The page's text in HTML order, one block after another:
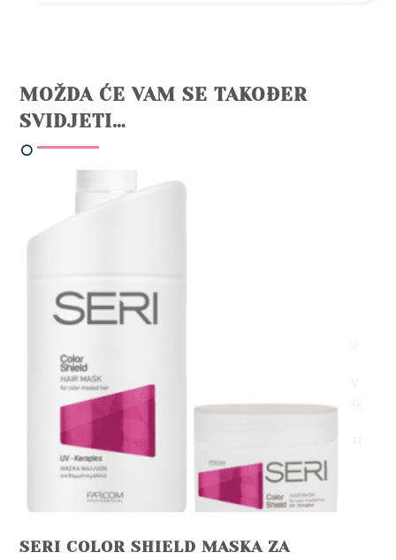
MOŽDA ĆE VAM SE TAKOĐER
SVIDJETI…
SERI COLOR SHIELD MASKA ZA